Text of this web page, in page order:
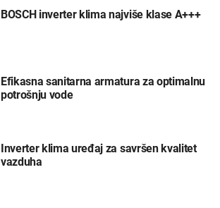
BOSCH inverter klima najviše klase A+++
Efikasna sanitarna armatura za optimalnu
potrošnju vode
Inverter klima uređaj za savršen kvalitet
vazduha